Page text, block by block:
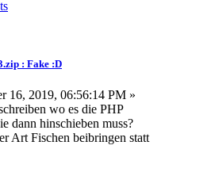
: Fake :D
16, 2019, 06:56:14 PM »
wo es die PHP
dann hinschieben muss?
Art Fischen beibringen statt